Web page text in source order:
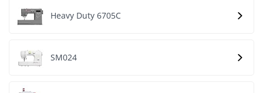
Heavy Duty 6705C
SM024